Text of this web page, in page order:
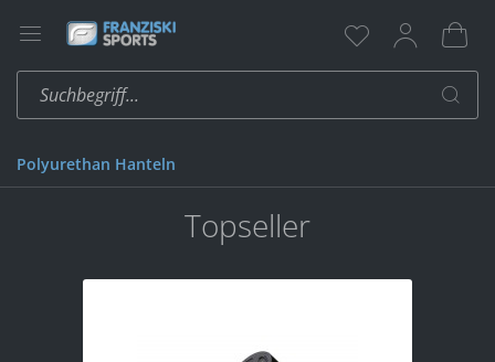
Polyurethan Hanteln
Topseller